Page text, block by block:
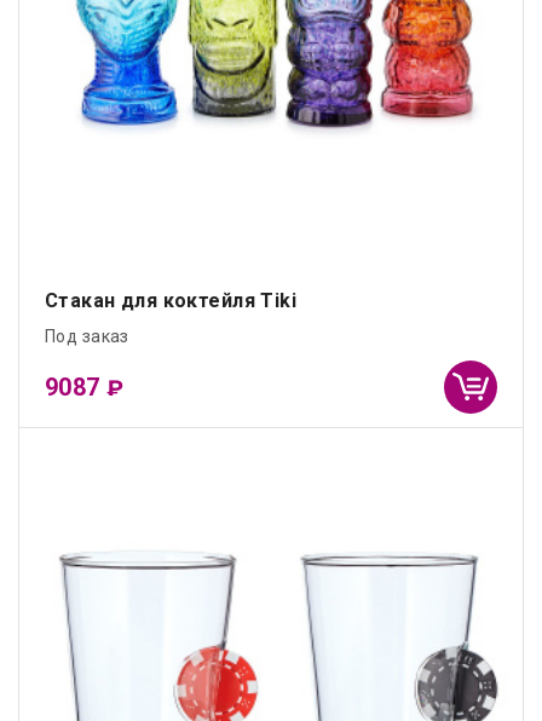
Стакан для коктейля Tiki
Под заказ
9087₽